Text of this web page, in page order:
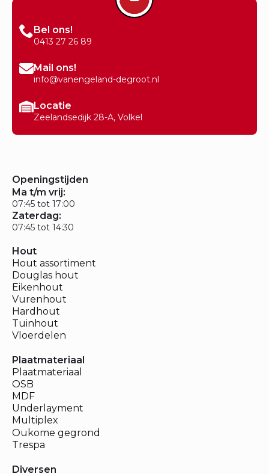
Bel ons!
0413 27 26 89
Mail ons!
info@vanengeland-degroot.nl
Locatie
Zeelandsedijk 28-A, Volkel
Openingstijden
Ma t/m vrij:
07:45 tot 17:00
Zaterdag:
07:45 tot 14:30
Hout
Hout assortiment
Douglas hout
Eikenhout
Vurenhout
Hardhout
Tuinhout
Vloerdelen
Plaatmateriaal
Plaatmateriaal
OSB
MDF
Underlayment
Multiplex
Oukome gegrond
Trespa
Diversen